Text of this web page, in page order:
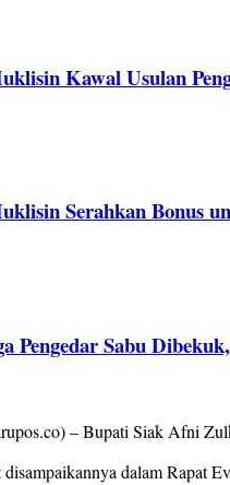
Kawal Usulan
Serahkan Bonus
Pengedar Sabu
– Bupati Siak Afni
disampaikannya dalam Rapat